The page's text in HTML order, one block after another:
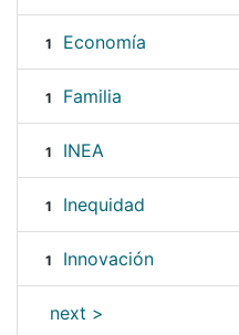
1 Economía
1 Familia
1 INEA
1 Inequidad
1 Innovación
next >